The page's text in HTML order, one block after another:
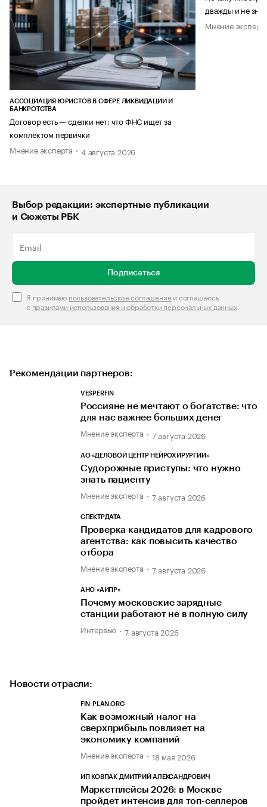
АССОЦИАЦИЯ ЮРИСТОВ В СФЕРЕ ЛИКВИДАЦИИ И
БАНКРОТСТВА
Договор есть — сделки нет: что ФНС ищет за
комплектом первички
Мнение эксперта
4 августа 2026
дважды и не
Мнение
Выбор редакции: экспертные публикации
и Сюжеты РБК
Подписаться
Я принимаю пользовательское соглашениеи соглашаюсь
с правилами использования и обработки персональных данных.
Рекомендации партнеров:
VESPERFIN
Россияне не мечтают о богатстве: что
для нас важнее больших денег
Мнение эксперта 7 августа 2026
АО «ДЕЛОВОЙ ЦЕНТР НЕЙРОХИРУРГИИ»
Судорожные приступы: что нужно
знать пациенту
Мнение эксперта 7 августа 2026
СПЕКТРДАТА
Проверка кандидатов для кадрового
агентства: как повысить качество
отбора
Мнение эксперта 7 августа 2026
АНО «АИПР»
Почему московские зарядные
станции работают не в полную силу
Интервью 7 августа 2026
Новости отрасли:
FIN-PLAN.ORG
Как возможный налог на
сверхприбыль повлияет на
экономику компаний
Мнение эксперта 18 мая 2026
ИП КОВПАК ДМИТРИЙ АЛЕКСАНДРОВИЧ
Маркетплейсы 2026: в Москве
пройдет интенсив для топ-селлеров